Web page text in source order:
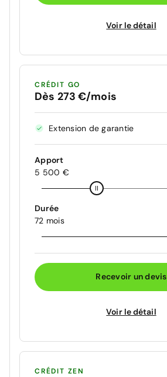
Voir le détail
CRÉDIT GO
Dès 273 €/mois
Extension de garantie
Apport
5 500 €
Durée
72 mois
Recevoir un devis
Voir le détail
CRÉDIT ZEN